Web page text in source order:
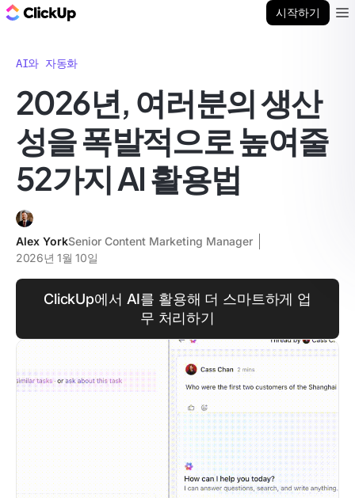
시작하기
AI와 자동화
2026년, 여러분의 생산
성을 폭발적으로 높여줄
52가지 AI 활용법
Alex YorkSenior Content Marketing Manager
2026년 1월 10일
ClickUp에서 AI를 활용해 더 스마트하게 업
무 처리하기